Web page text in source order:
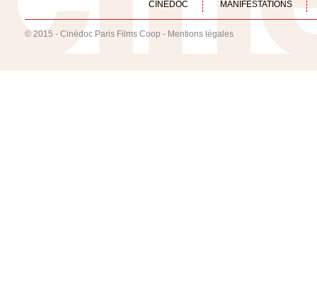
CINÉDOC MANIFESTATIONS
© 2015 - Cinédoc Paris Films Coop - Mentions légales